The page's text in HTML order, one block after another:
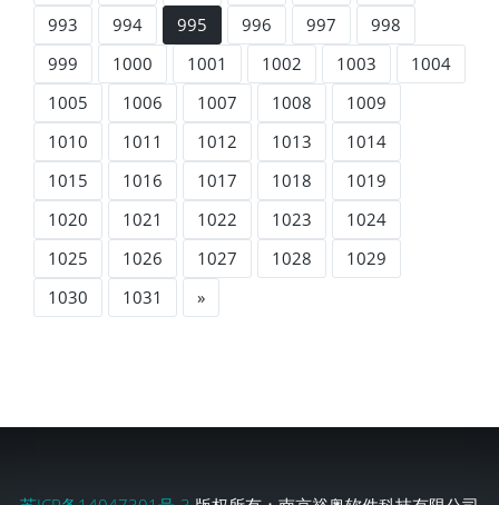
993
994 995 996 997
998
999
1000 1001 1002 1003
1004
1005
1006 1007 1008
1009
1010
1011 1012 1013
1014
1015
1016 1017 1018
1019
1020
1021 1022 1023
1024
1025
1026 1027 1028
1029
1030
1031 »